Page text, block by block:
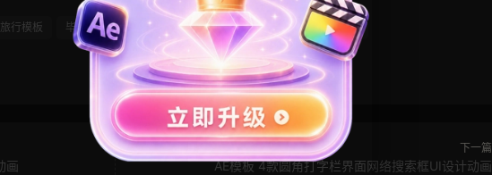
旅行模板 毕业模板 照片墙 照片轮播 电子相册 竖屏模板
画
下一篇
AE模板 4款圆角打字栏界面网络搜索框UI设计动画